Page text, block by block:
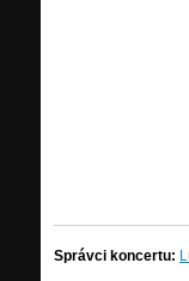
Správci koncertu: